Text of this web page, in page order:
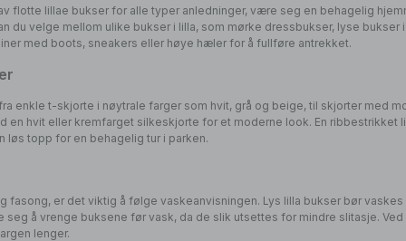
flotte lillae bukser for alle typer anledninger, være seg en behagelig
du velge mellom ulike bukser i lilla, som mørke dressbukser, lyse
med boots, sneakers eller høye hæler for å fullføre antrekket.
enkle t-skjorte i nøytrale farger som hvit, grå og beige, til skjorter med
en hvit eller kremfarget silkeskjorte for et moderne look. En ribbestrikket
løs topp for en behagelig tur i parken.
fasong, er det viktig å følge vaskeanvisningen. Lys lilla bukser bør
seg å vrenge buksene før vask, da de slik utsettes for mindre slitasje.
lenger.